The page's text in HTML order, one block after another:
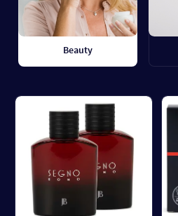
Beauty